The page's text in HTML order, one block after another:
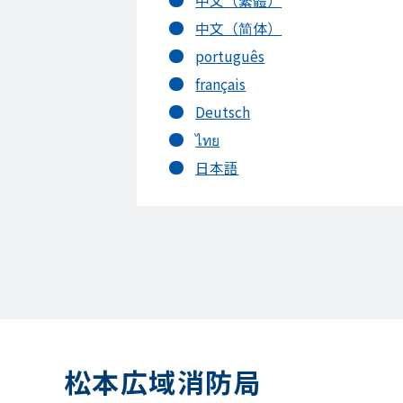
中文（简体）
português
français
Deutsch
ไทย
日本語
松本広域消防局